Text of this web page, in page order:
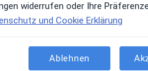
Morgen
9 Aug
Mo,
10 Aug
Di,
11 Aug
Terminbuchung nicht verfügbar
widerrufen oder Ihre
und Cookie Erklärung
Ablehnen